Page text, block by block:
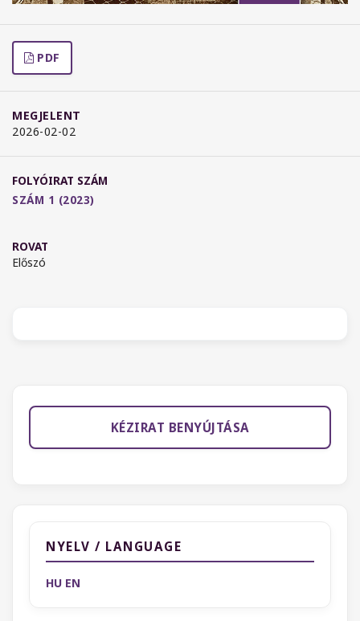
PDF
MEGJELENT
2026-02-02
FOLYÓIRAT SZÁM
SZÁM 1 (2023)
ROVAT
Előszó
KÉZIRAT BENYÚJTÁSA
NYELV / LANGUAGE
HU EN